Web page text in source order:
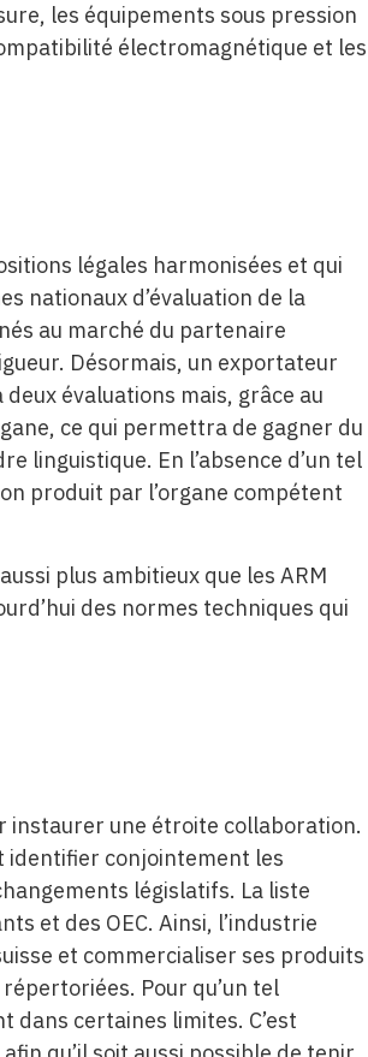
les équipements sous pression
électromagnétique et les
légales harmonisées et qui
nationaux d’évaluation de la
au marché du partenaire
Désormais, un exportateur
évaluations mais, grâce au
ce qui permettra de gagner du
linguistique. En l’absence d’un tel
produit par l’organe compétent
plus ambitieux que les ARM
des normes techniques qui
instaurer une étroite collaboration.
identifier conjointement les
législatifs. La liste
et des OEC. Ainsi, l’industrie
et commercialiser ses produits
Pour qu’un tel
certaines limites. C’est